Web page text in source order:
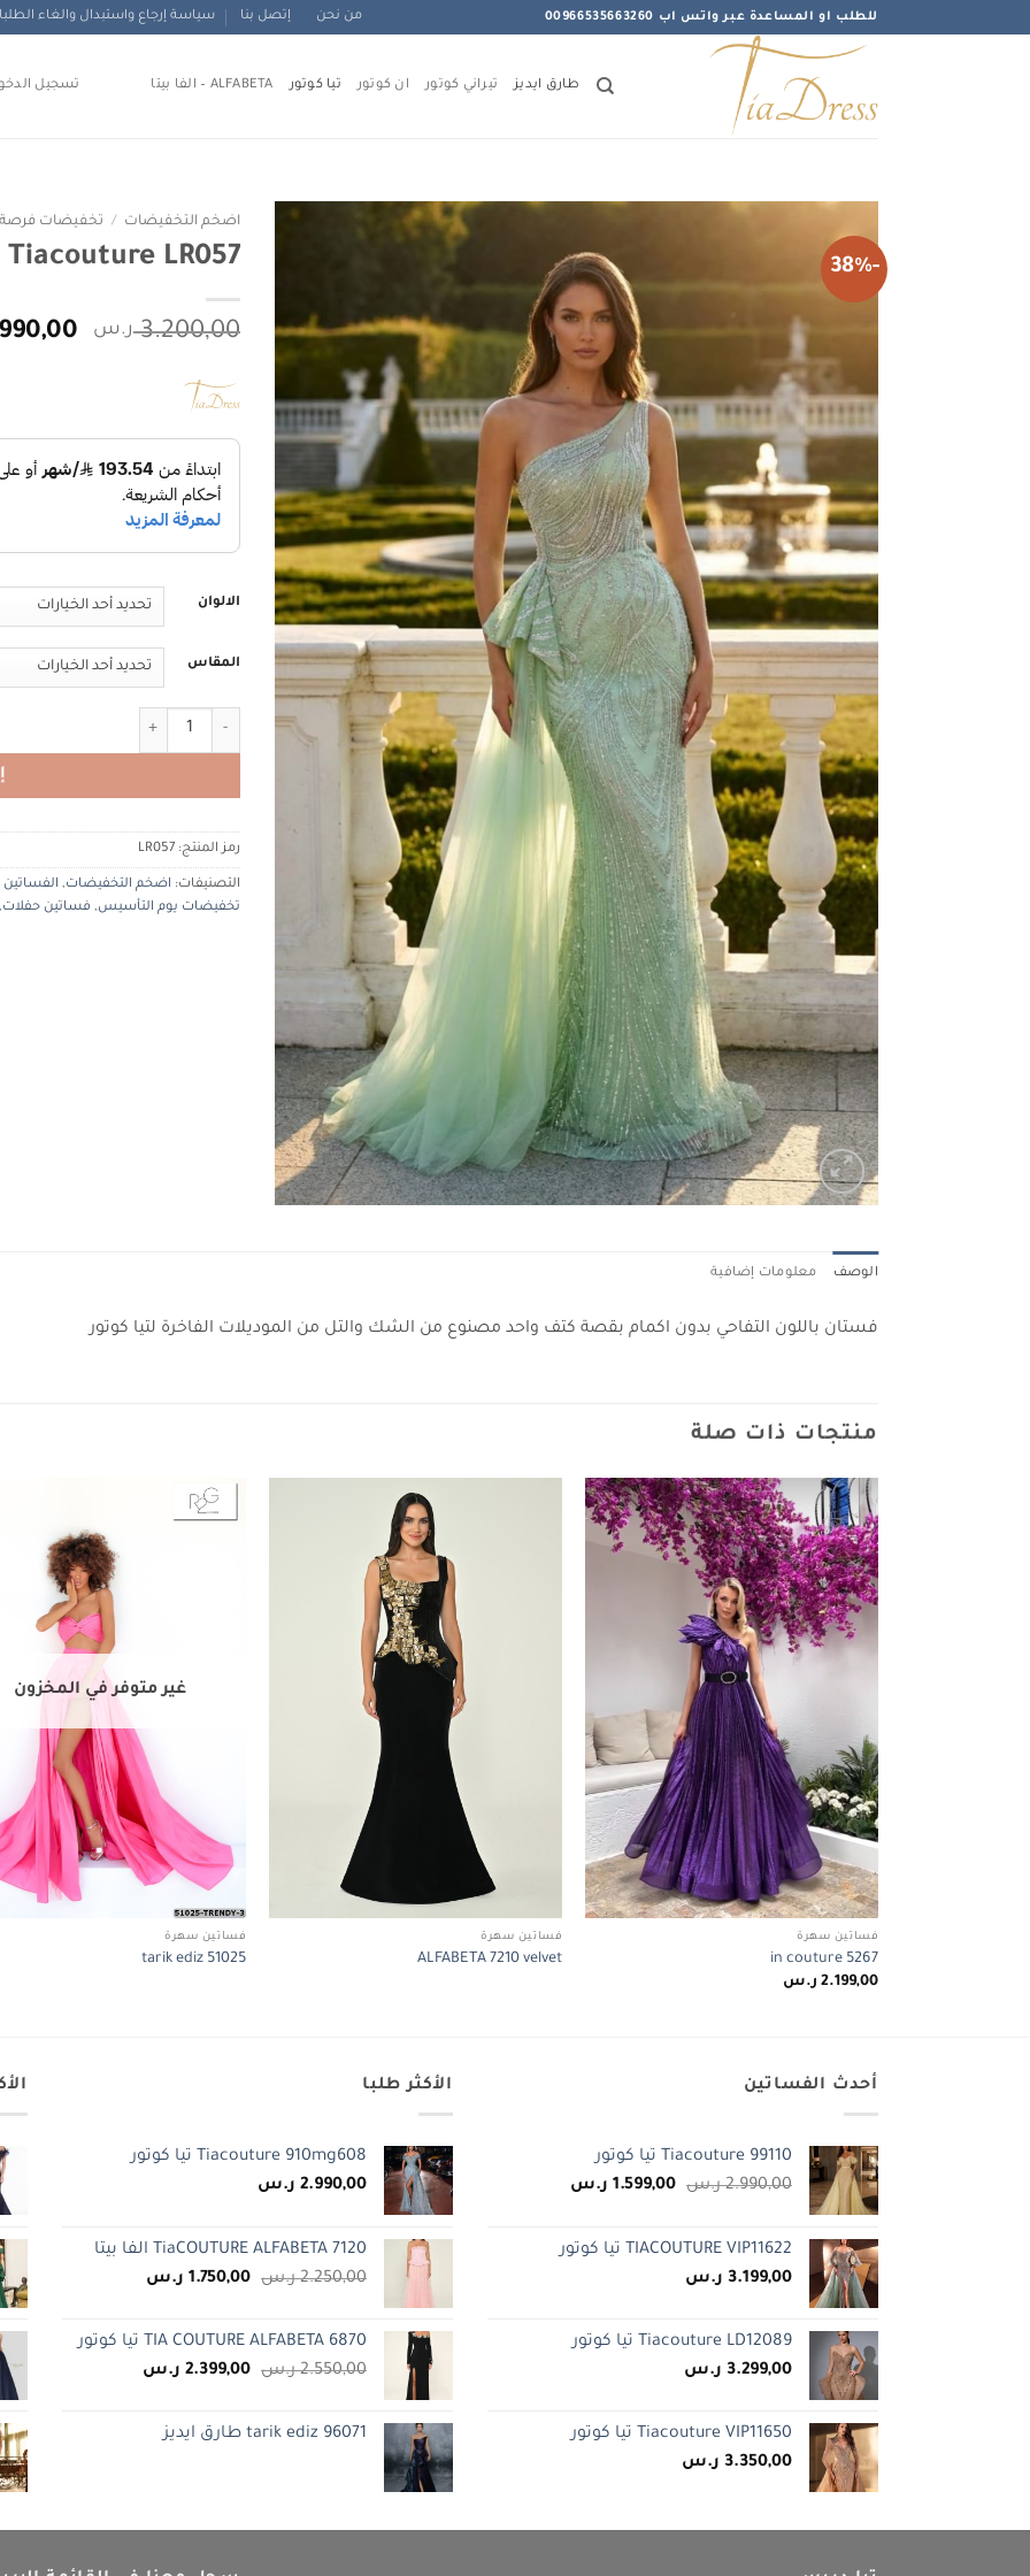
للطلب او المساعدة عبر واتس اب 00966535663260 من نحن إتصل بنا سياسة إرجاع واستبدال والغاء
طارق ايديز تيراني كوتور ان كوتور تيا كوتور ALFABETA – الفا بيتا تسجيل
-38%
اضخم التخفيضات / تخفيضات فرصة
Tiacouture LR057 تيا كوتور
3.200,00 ر.س
السعر
الالوان
المقاس
رمز المنتج: LR057
التصنيفات: اضخم التخفيضات, الفساتين
تخفيضات يوم التأسيس, فساتين حفلات,
الوصف معلومات إضافية
فستان باللون التفاحي بدون اكمام بقصة كتف واحد مصنوع من الشك والتل من الموديلات الفاخرة لتيا كوتور
منتجات ذات صلة
Add to
wishlist
فساتين سهرة
in couture 5267
2.199,00 ر.س
فساتين سهرة
ALFABETA 7210 velvet
غير متوفر في المخزون
فساتين سهرة
tarik ediz 51025
أحدث الفساتين
Tiacouture 99110 تيا كوتور
2.990,00 ر.س السعر
2.990,00 ر.س.
1.599,00 ر.سالسعر
1.599,00 ر.س.
TIACOUTURE VIP11622 تيا كوتور
3.199,00 ر.س
Tiacouture LD12089 تيا كوتور
3.299,00 ر.س
Tiacouture VIP11650 تيا كوتور
3.350,00 ر.س
الأكثر طلبا
Tiacouture 910mg608 تيا كوتور
2.990,00 ر.س
TiaCOUTURE ALFABETA 7120 الفا بيتا
2.250,00 ر.س السعر
2.250,00 ر.س.
1.750,00 ر.سالسعر
1.750,00 ر.س.TIA COUTURE ALFABETA 6870 تيا كوتور
2.550,00 ر.س السعر
2.550,00 ر.س.
2.399,00 ر.سالسعر
tarik ediz 96071 طارق ايديز